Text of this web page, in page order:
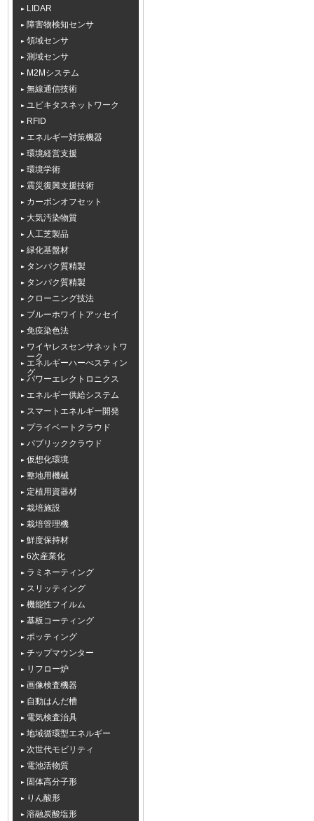
LIDAR
障害物検知センサ
領域センサ
測域センサ
M2Mシステム
無線通信技術
ユビキタスネットワーク
RFID
エネルギー対策機器
環境経営支援
環境学術
震災復興支援技術
カーボンオフセット
大気汚染物質
人工芝製品
緑化基盤材
タンパク質精製
タンパク質精製
クローニング技法
ブルーホワイトアッセイ
免疫染色法
ワイヤレスセンサネットワ
ーク
エネルギーハーべスティン
グ
パワーエレクトロニクス
エネルギー供給システム
スマートエネルギー開発
プライベートクラウド
パブリッククラウド
仮想化環境
整地用機械
定植用資器材
栽培施設
栽培管理機
鮮度保持材
6次産業化
ラミネーティング
スリッティング
機能性フイルム
基板コーティング
ポッティング
チップマウンター
リフロー炉
画像検査機器
自動はんだ槽
電気検査治具
地域循環型エネルギー
次世代モビリティ
電池活物質
固体高分子形
りん酸形
溶融炭酸塩形